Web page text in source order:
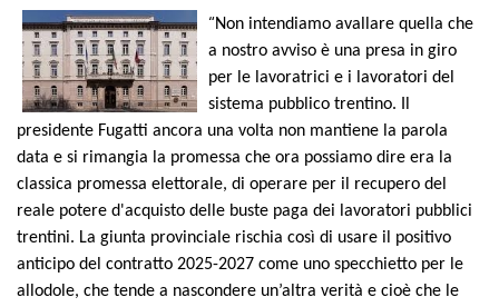
“Non intendiamo avallare quella che
a nostro avviso è una presa in giro
per le lavoratrici e i lavoratori del
sistema pubblico trentino. Il
presidente Fugatti ancora una volta non mantiene la parola
data e si rimangia la promessa che ora possiamo dire era la
classica promessa elettorale, di operare per il recupero del
reale potere d'acquisto delle buste paga dei lavoratori pubblici
trentini. La giunta provinciale rischia così di usare il positivo
anticipo del contratto 2025-2027 come uno specchietto per le
allodole, che tende a nascondere un’altra verità e cioè che le